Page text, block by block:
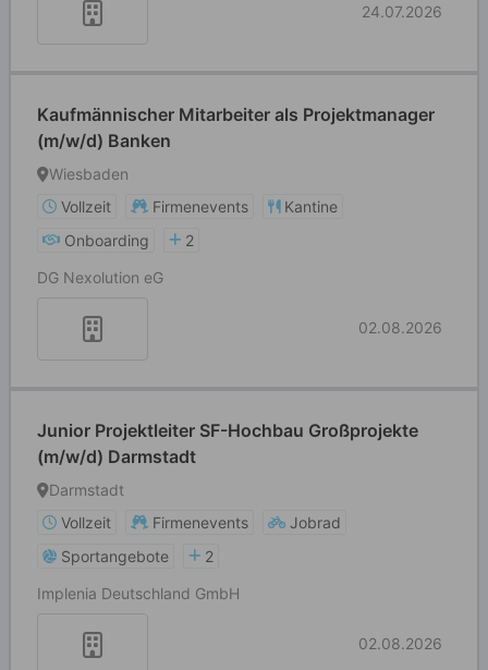
24.07.2026
Kaufmännischer Mitarbeiter als Projektmanager
(m/w/d) Banken
Wiesbaden
Vollzeit
Firmenevents
Kantine
Onboarding
2
DG Nexolution eG
02.08.2026
Junior Projektleiter SF-Hochbau Großprojekte
(m/w/d) Darmstadt
Darmstadt
Vollzeit
Firmenevents
Jobrad
Sportangebote
2
Implenia Deutschland GmbH
02.08.2026